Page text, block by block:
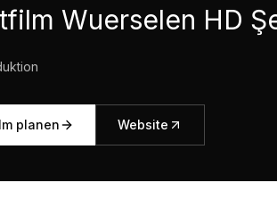
Wuerselen HD
planen Website